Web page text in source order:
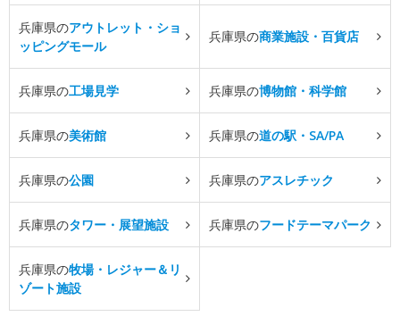
兵庫県のアウトレット・ショ
ッピングモール
兵庫県の商業施設・百貨店
兵庫県の工場見学 兵庫県の博物館・科学館
兵庫県の美術館 兵庫県の道の駅・SA/PA
兵庫県の公園 兵庫県のアスレチック
兵庫県のタワー・展望施設 兵庫県のフードテーマパーク
兵庫県の牧場・レジャー＆リ
ゾート施設